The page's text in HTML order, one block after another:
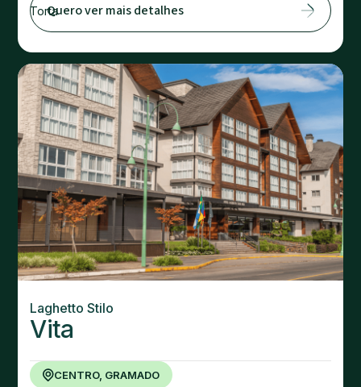
Quero ver mais detalhes
Laghetto Stilo
Vita
CENTRO, GRAMADO